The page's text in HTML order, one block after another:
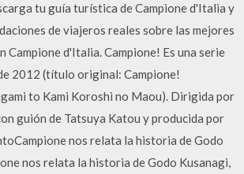
tu guía turística de Campione d'Italia y
de viajeros reales sobre las mejores
Campione d'Italia. Campione! Es una serie
2012 (título original: Campione!
to Kami Koroshi no Maou). Dirigida por
guión de Tatsuya Katou y producida por
nos relata la historia de Godo
nos relata la historia de Godo Kusanagi,